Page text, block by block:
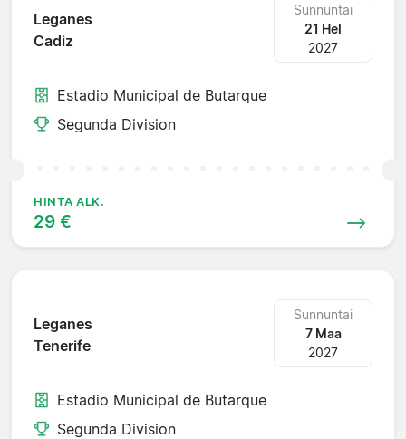
Leganes
Cadiz
Sunnuntai
21 Hel
2027
Estadio Municipal de Butarque
Segunda Division
HINTA ALK.
29 €
Leganes
Tenerife
Sunnuntai
7 Maa
2027
Estadio Municipal de Butarque
Segunda Division